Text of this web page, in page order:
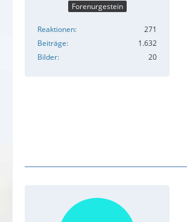
Forenurgestein
Reaktionen
271
Beiträge
1.632
Bilder
20